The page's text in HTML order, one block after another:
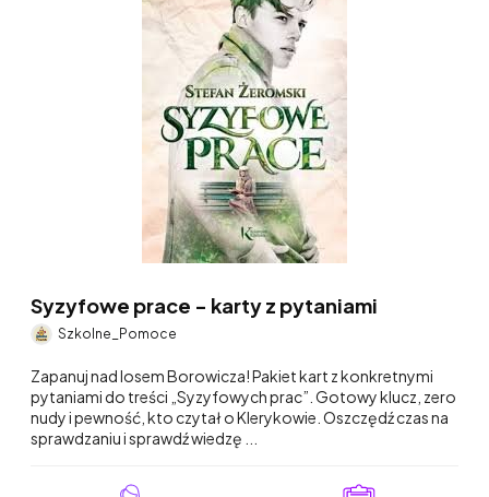
Syzyfowe prace - karty z pytaniami
Szkolne_Pomoce
Zapanuj nad losem Borowicza! Pakiet kart z konkretnymi
pytaniami do treści „Syzyfowych prac”. Gotowy klucz, zero
nudy i pewność, kto czytał o Klerykowie. Oszczędź czas na
sprawdzaniu i sprawdź wiedzę ...